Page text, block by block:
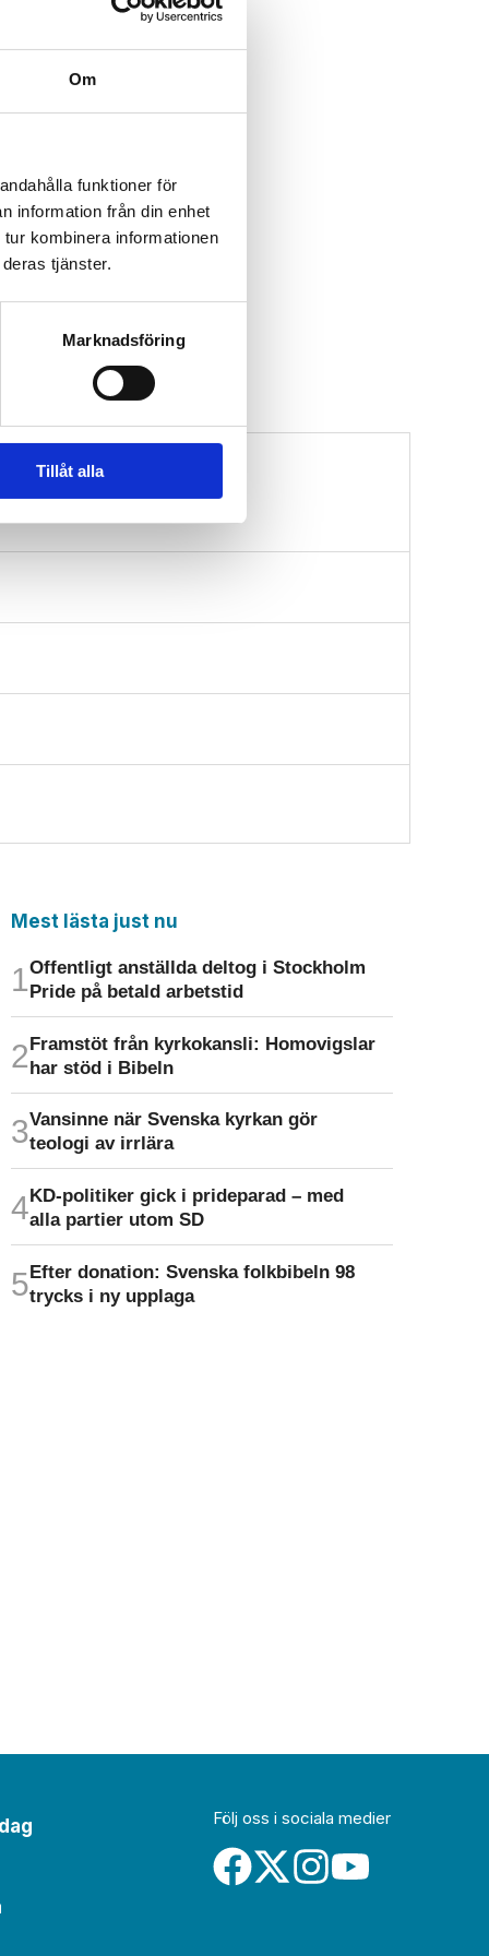
Om
funktioner för
information från din enhet
kombinera informationen
tjänster.
Marknadsföring
Tillåt alla
Mest lästa just nu
Offentligt anställda deltog i Stockholm
Pride på betald arbetstid
Framstöt från kyrkokansli: Homo­vigslar
har stöd i Bibeln
Vansinne när Svenska kyrkan gör
teologi av irrlära
KD-politiker gick i prideparad – med
alla partier utom SD
Efter donation: Svenska folkbibeln 98
trycks i ny upplaga
Följ oss i sociala medier